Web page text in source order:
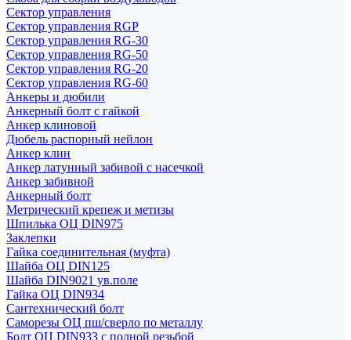
Сектор управления
Сектор управления RGP
Сектор управления RG-30
Сектор управления RG-50
Сектор управления RG-20
Сектор управления RG-60
Анкеры и дюбили
Анкерный болт с гайкой
Анкер клиновой
Дюбель распорный нейлон
Анкер клин
Анкер латунный забивой с насечкой
Анкер забивной
Анкерный болт
Метрический крепеж и метизы
Шпилька ОЦ DIN975
Заклепки
Гайка соединительная (муфта)
Шайба ОЦ DIN125
Шайба DIN9021 ув.поле
Гайка ОЦ DIN934
Сантехнический болт
Саморезы ОЦ пш/сверло по металлу
Болт ОЦ DIN933 с полной резьбой